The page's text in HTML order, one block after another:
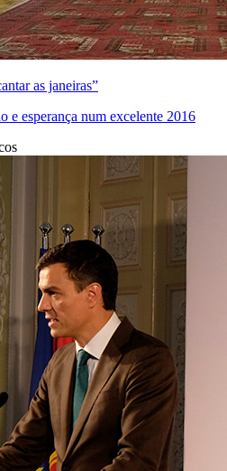
as janeiras”
e esperança num excelente 2016